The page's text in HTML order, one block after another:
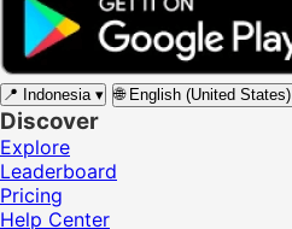
📍 Indonesia ▾ 🌐 English (United States)
Discover
Explore
Leaderboard
Pricing
Help Center